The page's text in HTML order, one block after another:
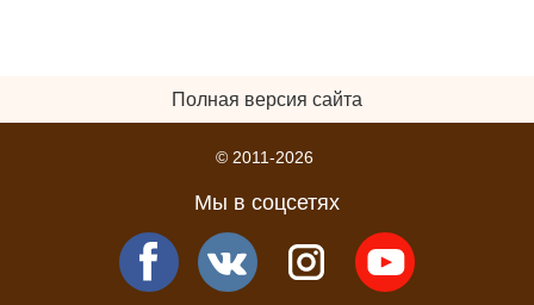
Полная версия сайта
© 2011-2026
Мы в соцсетях